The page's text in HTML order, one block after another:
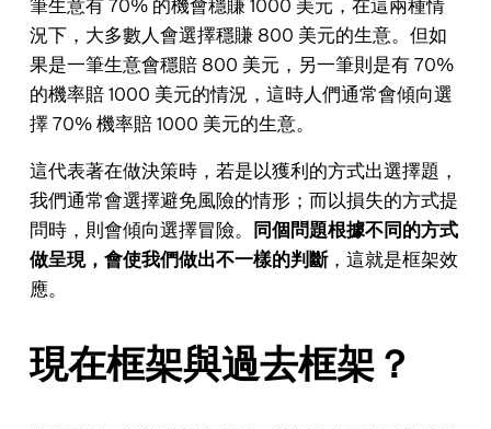
筆生意有 70% 的機會穩賺 1000 美元，在這兩種情
況下，大多數人會選擇穩賺 800 美元的生意。但如
果是一筆生意會穩賠 800 美元，另一筆則是有 70%
的機率賠 1000 美元的情況，這時人們通常會傾向選
擇 70% 機率賠 1000 美元的生意。
這代表著在做決策時，若是以獲利的方式出選擇題，
我們通常會選擇避免風險的情形；而以損失的方式提
問時，則會傾向選擇冒險。
同個問題根據不同的方式
做呈現，會使我們做出不一樣的判斷，這就是框架效
應。
現在框架與過去框架？